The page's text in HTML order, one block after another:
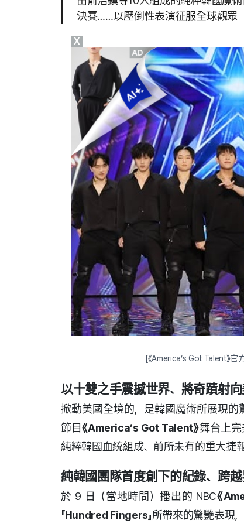
決賽……以壓倒性表演征服全球觀眾
[《America’s Got Talent》
以十雙之手震撼世界、將奇蹟射
掀動美國全境的，是韓國魔術所展現的
節目《America’s Got Talent》舞台上
純粹韓國血統組成、前所未有的重大捷報
純韓國團隊首度創下的紀錄、跨
於 9 日（當地時間）播出的 NBC《
「Hundred Fingers」所帶來的驚艷表現
X